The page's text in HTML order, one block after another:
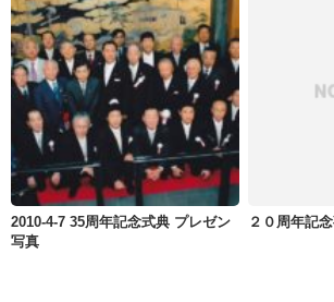
2010-4-7 35周年記念式典 プレゼン
写真
２０周年記